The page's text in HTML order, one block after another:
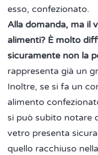
esso, confezionato.
Alla domanda, ma il
alimenti? È molto
sicuramente non la
rappresenta già un
Inoltre, se si fa un
alimento
si può subito notare
vetro presenta
quello racchiuso